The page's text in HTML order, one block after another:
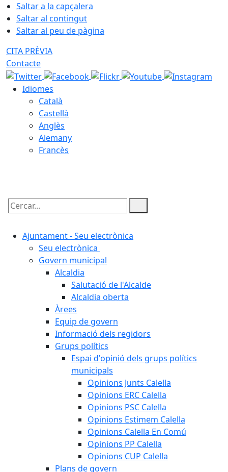
Saltar a la capçalera
Saltar al contingut
Saltar al peu de pàgina
CITA PRÈVIA
Contacte
Idiomes
Català
Castellà
Anglès
Alemany
Francès
Cercar:
Ajuntament - Seu electrònica
Seu electrònica
Govern municipal
Alcaldia
Salutació de l'Alcalde
Alcaldia oberta
Àrees
Equip de govern
Informació dels regidors
Grups polítics
Espai d'opinió dels grups polítics
municipals
Opinions Junts Calella
Opinions ERC Calella
Opinions PSC Calella
Opinions Estimem Calella
Opinions Calella En Comú
Opinions PP Calella
Opinions CUP Calella
Plans de govern